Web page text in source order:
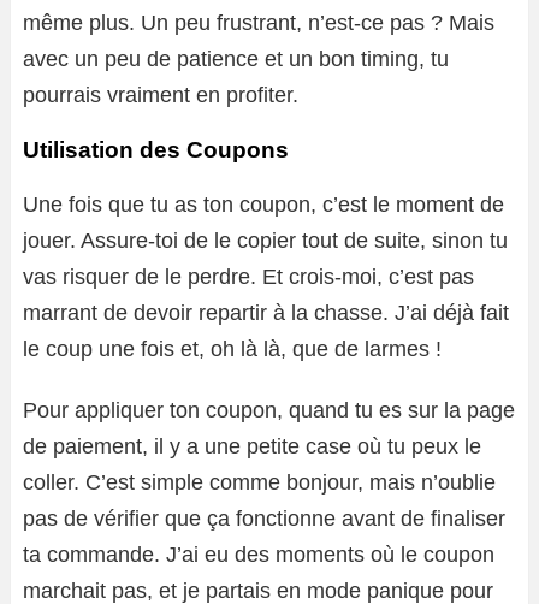
même plus. Un peu frustrant, n’est-ce pas ? Mais
avec un peu de patience et un bon timing, tu
pourrais vraiment en profiter.
Utilisation des Coupons
Une fois que tu as ton coupon, c’est le moment de
jouer. Assure-toi de le copier tout de suite, sinon tu
vas risquer de le perdre. Et crois-moi, c’est pas
marrant de devoir repartir à la chasse. J’ai déjà fait
le coup une fois et, oh là là, que de larmes !
Pour appliquer ton coupon, quand tu es sur la page
de paiement, il y a une petite case où tu peux le
coller. C’est simple comme bonjour, mais n’oublie
pas de vérifier que ça fonctionne avant de finaliser
ta commande. J’ai eu des moments où le coupon
marchait pas, et je partais en mode panique pour